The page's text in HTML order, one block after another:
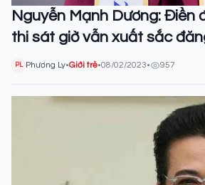
Nguyễn Mạnh Dương: Điền
thi sát giờ vẫn xuất sắc
vương Đại học Bách khoa
PL Phương Ly•Giới trẻ•08/02/2023• 957